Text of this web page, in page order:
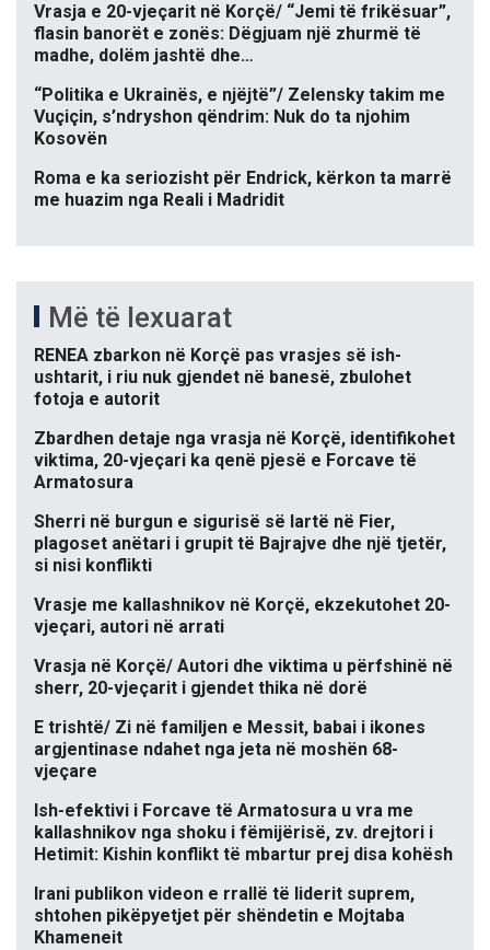
Vrasja e 20-vjeçarit në Korçë/ “Jemi të frikësuar”,
flasin banorët e zonës: Dëgjuam një zhurmë të
madhe, dolëm jashtë dhe…
“Politika e Ukrainës, e njëjtë”/ Zelensky takim me
Vuçiçin, s’ndryshon qëndrim: Nuk do ta njohim
Kosovën
Roma e ka seriozisht për Endrick, kërkon ta marrë
me huazim nga Reali i Madridit
Më të lexuarat
RENEA zbarkon në Korçë pas vrasjes së ish-
ushtarit, i riu nuk gjendet në banesë, zbulohet
fotoja e autorit
Zbardhen detaje nga vrasja në Korçë, identifikohet
viktima, 20-vjeçari ka qenë pjesë e Forcave të
Armatosura
Sherri në burgun e sigurisë së lartë në Fier,
plagoset anëtari i grupit të Bajrajve dhe një tjetër,
si nisi konflikti
Vrasje me kallashnikov në Korçë, ekzekutohet 20-
vjeçari, autori në arrati
Vrasja në Korçë/ Autori dhe viktima u përfshinë në
sherr, 20-vjeçarit i gjendet thika në dorë
E trishtë/ Zi në familjen e Messit, babai i ikones
argjentinase ndahet nga jeta në moshën 68-
vjeçare
Ish-efektivi i Forcave të Armatosura u vra me
kallashnikov nga shoku i fëmijërisë, zv. drejtori i
Hetimit: Kishin konflikt të mbartur prej disa kohësh
Irani publikon videon e rrallë të liderit suprem,
shtohen pikëpyetjet për shëndetin e Mojtaba
Khameneit